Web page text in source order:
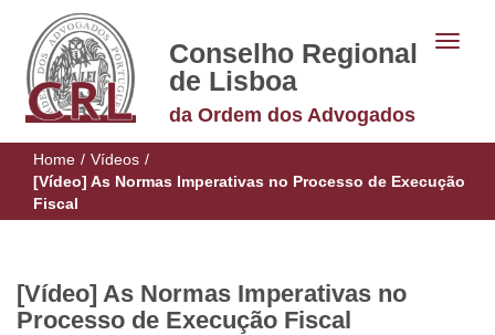
Conselho Regional
de Lisboa
da Ordem dos Advogados
Home / Vídeos /
[Vídeo] As Normas Imperativas no Processo de Execução
Fiscal
[Vídeo] As Normas Imperativas no
Processo de Execução Fiscal